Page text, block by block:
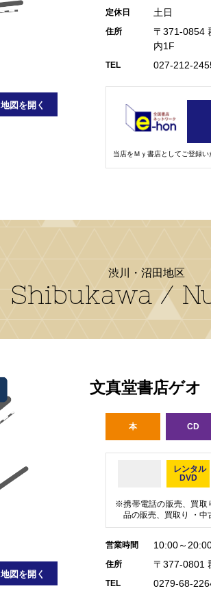
地図を開く
定休日 土日
住所
〒371-0854
内1F
TEL 027-212-
当店をＭｙ書店としてご登録
渋川・沼田地区
Shibukawa /
地図を開く
文真堂書店ゲ
本 CD
レンタル
DVD
携帯電話の販売、買取
品の販売、買取り ・中
営業時間 10:00～
住所 〒377-0801
TEL 0279-68-